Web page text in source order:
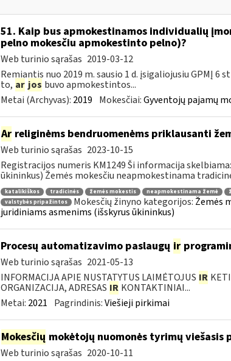
51. Kaip bus apmokestinamos individualių
pelno mokesčiu apmokestinto pelno)?
Web turinio sąrašas 2019-03-12
Remiantis nuo 2019 m. sausio 1 d. įsigaliojusiu GPMĮ
to, ar jos buvo apmokestintos...
Metai (Archyvas): 2019 Mokesčiai:Gyventojų pajamų
Arreliginėms bendruomenėms priklausanti
Web turinio sąrašas 2023-10-15
Registracijos numeris KM1249 Ši informacija
ūkininkus) Žemės mokesčiu neapmokestinama
katalikiškos tradicinės žemės mokestis neapmokestinama žemė
valstybės pripažintos
Mokesčių žinyno kategorijos: Žemės
juridiniams asmenims (išskyrus ūkininkus)
Procesų automatizavimo paslaugų ir
Web turinio sąrašas 2021-05-13
INFORMACIJA APIE NUSTATYTUS LAIMĖTOJUS IR
ORGANIZACIJA, ADRESAS IR KONTAKTINIAI...
Metai: 2021 Pagrindinis:Viešieji pirkimai
Mokesčių mokėtojų nuomonės tyrimų viešasis
Web turinio sąrašas 2020-10-11